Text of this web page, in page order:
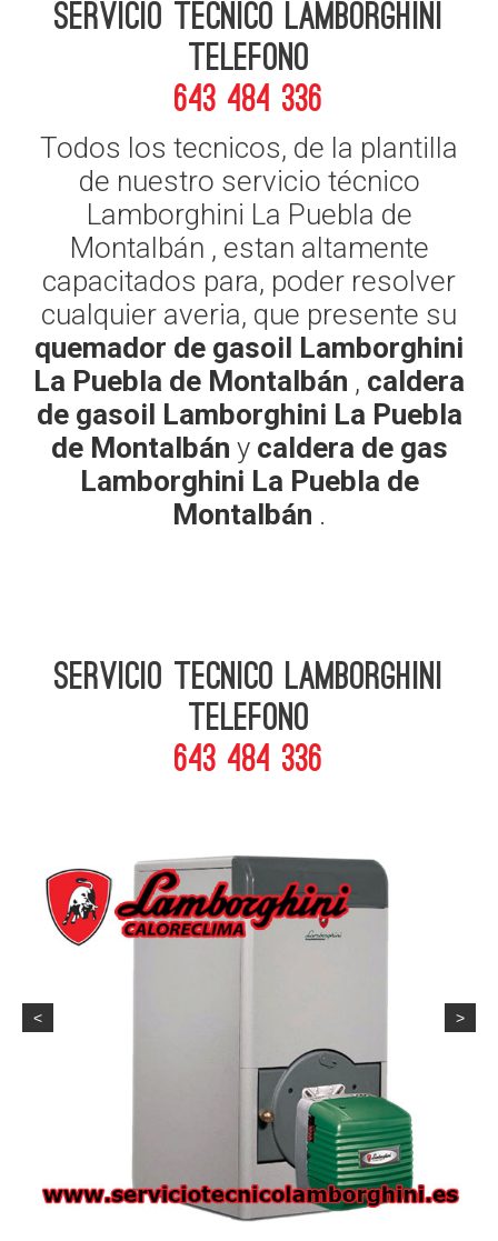
Servicio Tecnico Lamborghini
telefono
643 484 336
Todos los tecnicos, de la plantilla
de nuestro servicio técnico
Lamborghini La Puebla de
Montalbán , estan altamente
capacitados para, poder resolver
cualquier averia, que presente su
quemador de gasoil Lamborghini
La Puebla de Montalbán , caldera
de gasoil Lamborghini La Puebla
de Montalbán y caldera de gas
Lamborghini La Puebla de
Montalbán .
Servicio Tecnico Lamborghini
telefono
643 484 336
< >